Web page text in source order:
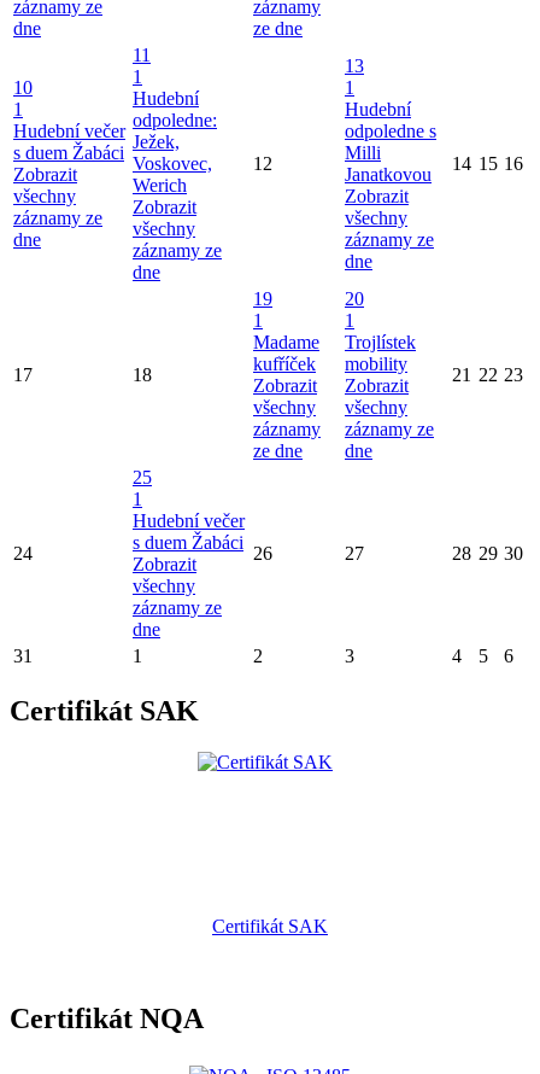
záznamy ze
dne
záznamy
ze dne
10
1
Hudební večer
s duem Žabáci
Zobrazit
všechny
záznamy ze
dne
11
1
Hudební
odpoledne:
Ježek,
Voskovec,
Werich
Zobrazit
všechny
záznamy ze
dne
12
13
1
Hudební
odpoledne s
Milli
Janatkovou
Zobrazit
všechny
záznamy ze
dne
14 15 16
17 18
19
1
Madame
kufříček
Zobrazit
všechny
záznamy
ze dne
20
1
Trojlístek
mobility
Zobrazit
všechny
záznamy ze
dne
21 22 23
24
25
1
Hudební večer
s duem Žabáci
Zobrazit
všechny
záznamy ze
dne
26 27 28 29 30
31 1 2 3 4 5 6
Certifikát SAK
Certifikát SAK
Certifikát NQA